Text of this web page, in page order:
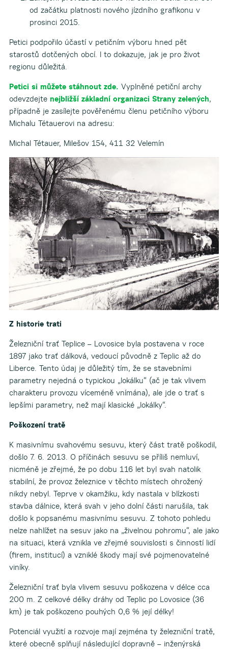
od začátku platnosti nového jízdního grafikonu v
prosinci 2015.
Petici podpořilo účastí v petičním výboru hned pět
starostů dotčených obcí. I to dokazuje, jak je pro život
regionu důležitá.
Petici si můžete stáhnout zde. Vyplněné petiční archy
odevzdejte nejbližší základní organizaci Strany zelených,
případně je zasílejte pověřenému členu petičního výboru
Michalu Tétauerovi na adresu:
Michal Tétauer, Milešov 154, 411 32 Velemín
Z historie trati
Železniční trať Teplice – Lovosice byla postavena v roce
1897 jako trať dálková, vedoucí původně z Teplic až do
Liberce. Tento údaj je důležitý tím, že se stavebními
parametry nejedná o typickou „lokálku“ (ač je tak vlivem
charakteru provozu víceméně vnímána), ale jde o trať s
lepšími parametry, než mají klasické „lokálky“.
Poškození tratě
K masivnímu svahovému sesuvu, který část tratě poškodil,
došlo 7. 6. 2013. O příčinách sesuvu se příliš nemluví,
nicméně je zřejmé, že po dobu 116 let byl svah natolik
stabilní, že provoz železnice v těchto místech ohrožený
nikdy nebyl. Teprve v okamžiku, kdy nastala v blízkosti
stavba dálnice, která svah v jeho dolní části narušila, tak
došlo k popsanému masivnímu sesuvu. Z tohoto pohledu
nelze nahlížet na sesuv jako na „živelnou pohromu“, ale jako
na situaci, která vznikla ve zřejmé souvislosti s činností lidí
(firem, institucí) a vzniklé škody mají své pojmenovatelné
viníky.
Železniční trať byla vlivem sesuvu poškozena v délce cca
200 m. Z celkové délky dráhy od Teplic po Lovosice (36
km) je tak poškozeno pouhých 0,6 % její délky!
Potenciál využití a rozvoje mají zejména ty železniční tratě,
které obecně splňují následující dopravně – inženýrská